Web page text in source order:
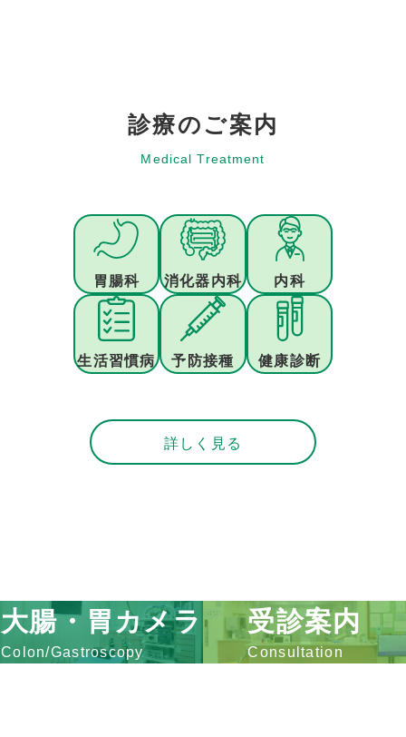
診療のご案内
胃腸科 消化器内科 内科
生活習慣病 予防接種 健康診断
詳しく見る
大腸・胃カメラ
Colon/Gastroscopy
受診案内
Consultation